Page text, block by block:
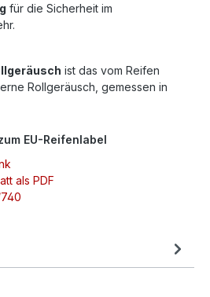
für die Sicherheit im
ist das vom Reifen
Rollgeräusch, gemessen in
EU-Reifenlabel
als PDF